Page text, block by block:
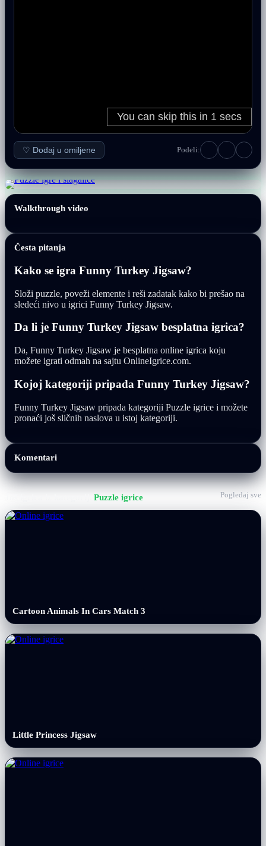
♡ Dodaj u omiljene Podeli:
Walkthrough video
Česta pitanja
Kako se igra Funny Turkey Jigsaw?
Složi puzzle, poveži elemente i reši zadatak kako bi prešao na
sledeći nivo u igrici Funny Turkey Jigsaw.
Da li je Funny Turkey Jigsaw besplatna igrica?
Da, Funny Turkey Jigsaw je besplatna online igrica koju
možete igrati odmah na sajtu OnlineIgrice.com.
Kojoj kategoriji pripada Funny Turkey Jigsaw?
Funny Turkey Jigsaw pripada kategoriji Puzzle igrice i možete
pronaći još sličnih naslova u istoj kategoriji.
Komentari
Puzzle igrice Pogledaj sve
Cartoon Animals In Cars Match 3
Little Princess Jigsaw